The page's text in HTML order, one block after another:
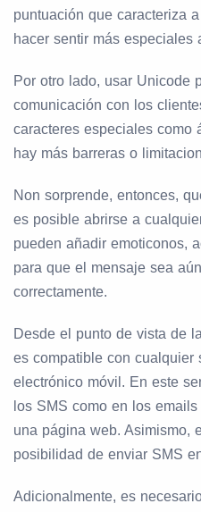
puntuación que caracteriza
hacer sentir más especiales
Por otro lado, usar Unicode
comunicación con los
caracteres especiales como
hay más barreras o
Non sorprende, entonces,
es posible abrirse a
pueden añadir emoticonos,
para que el mensaje sea
correctamente.
Desde el punto de vista de
es compatible con cualquier
electrónico móvil. En este
los SMS como en los
una página web. Asimismo,
posibilidad de enviar SMS
Adicionalmente, es